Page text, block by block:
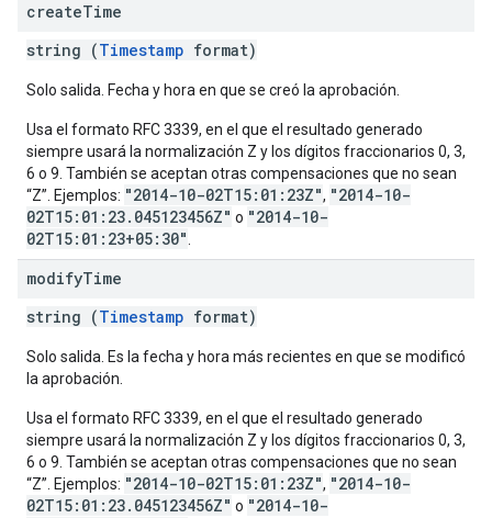
createTime
string (Timestamp format)
Solo salida. Fecha y hora en que se creó la aprobación.
Usa el formato RFC 3339, en el que el resultado generado
siempre usará la normalización Z y los dígitos fraccionarios 0, 3,
6 o 9. También se aceptan otras compensaciones que no sean
“Z”. Ejemplos: "2014-10-02T15:01:23Z", "2014-10-
02T15:01:23.045123456Z" o "2014-10-
02T15:01:23+05:30"
modifyTime
string (Timestamp format)
Solo salida. Es la fecha y hora más recientes en que se modificó
la aprobación.
Usa el formato RFC 3339, en el que el resultado generado
siempre usará la normalización Z y los dígitos fraccionarios 0, 3,
6 o 9. También se aceptan otras compensaciones que no sean
“Z”. Ejemplos: "2014-10-02T15:01:23Z", "2014-10-
02T15:01:23.045123456Z" o "2014-10-